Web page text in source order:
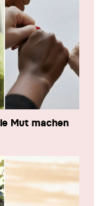
Mut machen